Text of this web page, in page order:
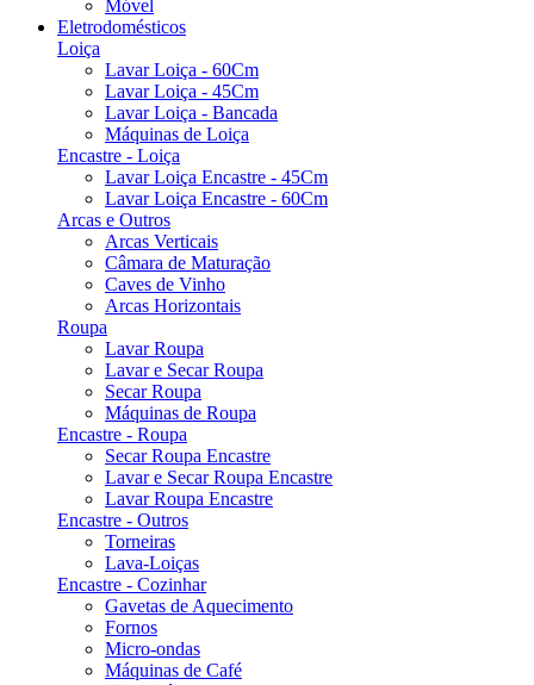
Móvel
Eletrodomésticos
Loiça
Lavar Loiça - 60Cm
Lavar Loiça - 45Cm
Lavar Loiça - Bancada
Máquinas de Loiça
Encastre - Loiça
Lavar Loiça Encastre - 45Cm
Lavar Loiça Encastre - 60Cm
Arcas e Outros
Arcas Verticais
Câmara de Maturação
Caves de Vinho
Arcas Horizontais
Roupa
Lavar Roupa
Lavar e Secar Roupa
Secar Roupa
Máquinas de Roupa
Encastre - Roupa
Secar Roupa Encastre
Lavar e Secar Roupa Encastre
Lavar Roupa Encastre
Encastre - Outros
Torneiras
Lava-Loiças
Encastre - Cozinhar
Gavetas de Aquecimento
Fornos
Micro-ondas
Máquinas de Café